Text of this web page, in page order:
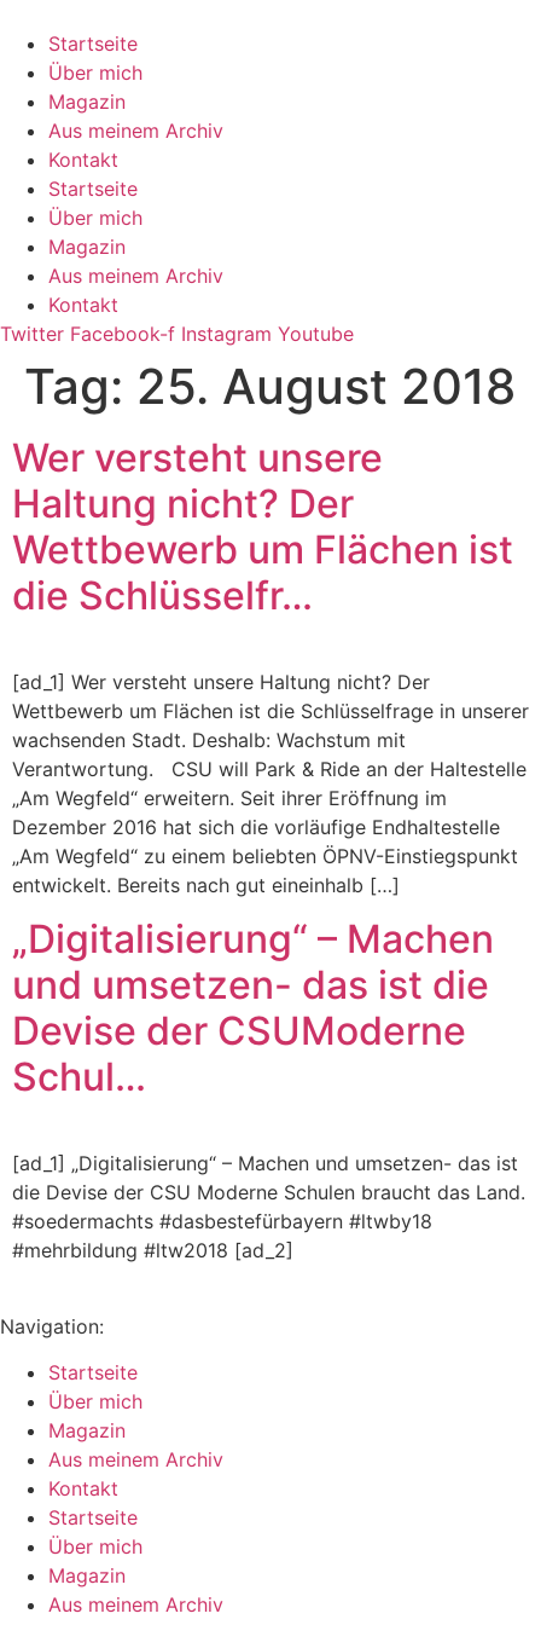
Inhalt
springen
Startseite
Über mich
Magazin
Aus meinem Archiv
Kontakt
Startseite
Über mich
Magazin
Aus meinem Archiv
Kontakt
Twitter Facebook-f Instagram Youtube
Tag: 25. August 2018
Wer versteht unsere
Haltung nicht? Der
Wettbewerb um Flächen ist
die Schlüsselfr…
[ad_1] Wer versteht unsere Haltung nicht? Der
Wettbewerb um Flächen ist die Schlüsselfrage in unserer
wachsenden Stadt. Deshalb: Wachstum mit
Verantwortung. CSU will Park & Ride an der Haltestelle
„Am Wegfeld“ erweitern. Seit ihrer Eröffnung im
Dezember 2016 hat sich die vorläufige Endhaltestelle
„Am Wegfeld“ zu einem beliebten ÖPNV-Einstiegspunkt
entwickelt. Bereits nach gut eineinhalb […]
„Digitalisierung“ – Machen
und umsetzen- das ist die
Devise der CSUModerne
Schul…
[ad_1] „Digitalisierung“ – Machen und umsetzen- das ist
die Devise der CSU Moderne Schulen braucht das Land.
#soedermachts #dasbestefürbayern #ltwby18
#mehrbildung #ltw2018 [ad_2]
Navigation:
Startseite
Über mich
Magazin
Aus meinem Archiv
Kontakt
Startseite
Über mich
Magazin
Aus meinem Archiv